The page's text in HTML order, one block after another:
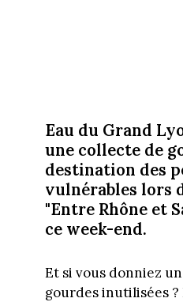
Eau du Grand
une collecte de
destination des
vulnérables lors
"Entre Rhône et
ce week-end.
Et si vous donniez
gourdes inutilisées ?